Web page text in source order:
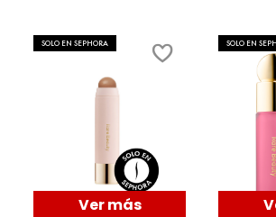
SMASHBOX
SOL DE JANEIRO
SOLO EN SEPHORA
Ver más
SOLO EN